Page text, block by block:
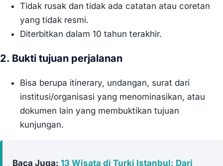
Tidak rusak dan tidak ada catatan atau coretan
yang tidak resmi.
Diterbitkan dalam 10 tahun terakhir.
2. Bukti tujuan perjalanan
Bisa berupa itinerary, undangan, surat dari
institusi/organisasi yang menominasikan, atau
dokumen lain yang membuktikan tujuan
kunjungan.
Baca Juga: 13 Wisata di Turki Istanbul: Dari